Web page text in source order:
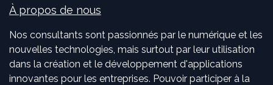
À propos de nous
Nos consultants sont passionnés par le numérique et les
nouvelles technologies, mais surtout par leur utilisation
dans la création et le développement d'applications
innovantes pour les entreprises. Pouvoir participer à la